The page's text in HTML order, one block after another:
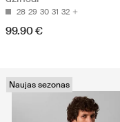
28 29 30 31 32
99.90 €
Naujas sezonas